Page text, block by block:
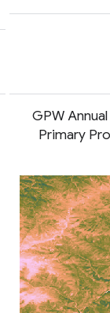
GPW
Primary